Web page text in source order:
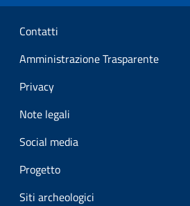
Sezione Link Utili
Contatti
Amministrazione Trasparente
Privacy
Note legali
Social media
Progetto
Siti archeologici